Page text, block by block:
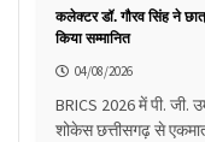
कलेक्टर डॉ. गौरव सिंह ने
किया सम्मानित
04/08/2026
BRICS 2026 में पी. जी.
शोकेस छत्तीसगढ़ से